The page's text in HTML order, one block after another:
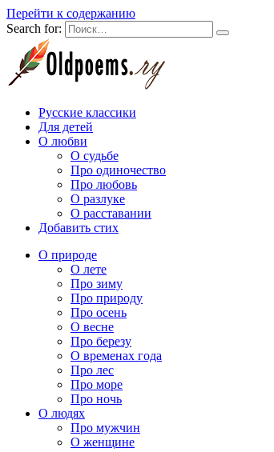
Перейти к содержанию
Search for:
Русские классики
Для детей
О любви
О судьбе
Про одиночество
Про любовь
О разлуке
О расставании
Добавить стих
О природе
О лете
Про зиму
Про природу
Про осень
О весне
Про березу
О временах года
Про лес
Про море
Про ночь
О людях
Про мужчин
О женщине